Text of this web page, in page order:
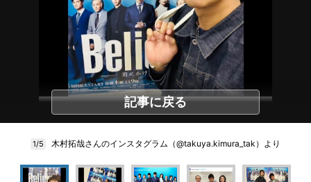
記事に戻る
1/5 木村拓哉さんのインスタグラム（@takuya.kimura_tak）より